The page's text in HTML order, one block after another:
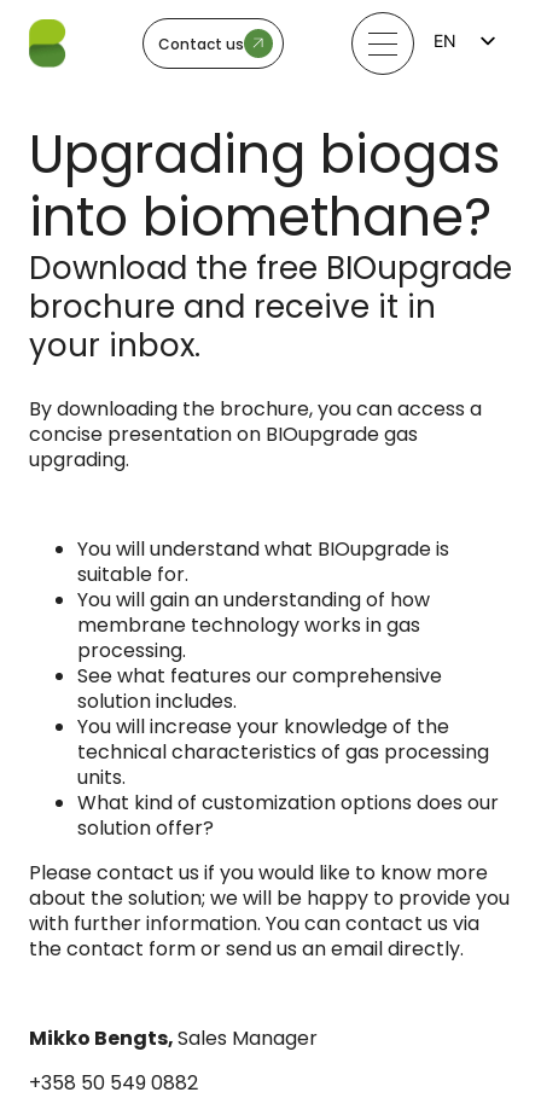
Contact us
EN
EE
SV
Upgrading biogas
into biomethane?
Download the free BIOupgrade
brochure and receive it in
your inbox.
By downloading the brochure, you can access a
concise presentation on BIOupgrade gas
upgrading.
You will understand what BIOupgrade is
suitable for.
You will gain an understanding of how
membrane technology works in gas
processing.
See what features our comprehensive
solution includes.
You will increase your knowledge of the
technical characteristics of gas processing
units.
What kind of customization options does our
solution offer?
Please contact us if you would like to know more
about the solution; we will be happy to provide you
with further information. You can contact us via
the contact form or send us an email directly.
Mikko Bengts,Sales Manager
+358 50 549 0882